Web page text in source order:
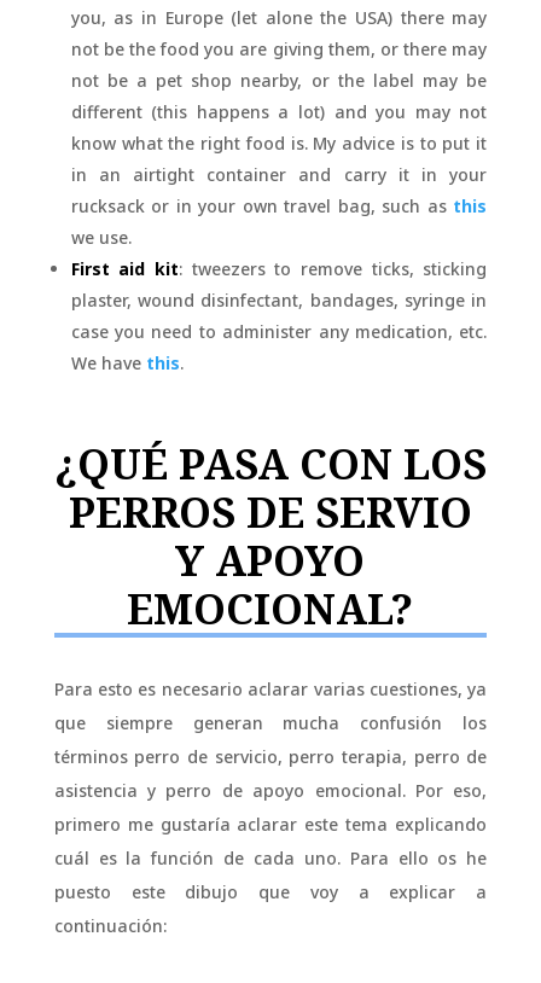
you, as in Europe (let alone the USA) there may
not be the food you are giving them, or there may
not be a pet shop nearby, or the label may be
different (this happens a lot) and you may not
know what the right food is. My advice is to put it
in an airtight container and carry it in your
rucksack or in your own travel bag, such as this
we use.
First aid kit: tweezers to remove ticks, sticking
plaster, wound disinfectant, bandages, syringe in
case you need to administer any medication, etc.
We have this.
¿QUÉ PASA CON LOS
PERROS DE SERVIO
Y APOYO
EMOCIONAL?
Para esto es necesario aclarar varias cuestiones, ya
que siempre generan mucha confusión los
términos perro de servicio, perro terapia, perro de
asistencia y perro de apoyo emocional. Por eso,
primero me gustaría aclarar este tema explicando
cuál es la función de cada uno. Para ello os he
puesto este dibujo que voy a explicar a
continuación: